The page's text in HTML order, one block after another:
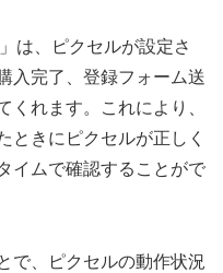
は、ピクセルが設定さ
入完了、登録フォーム送
くれます。これにより、
ときにピクセルが正しく
イムで確認することがで
で、ピクセルの動作状況